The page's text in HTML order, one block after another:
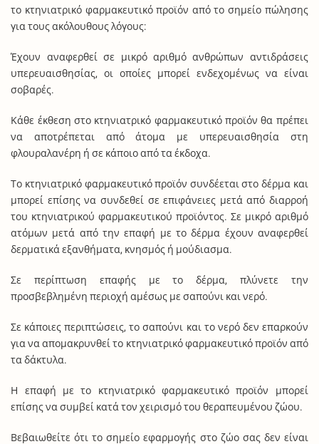
το κτηνιατρικό φαρμακευτικό προϊόν από το σημείο πώλησης
για τους ακόλουθους λόγους:
Έχουν αναφερθεί σε μικρό αριθμό ανθρώπων αντιδράσεις
υπερευαισθησίας, οι οποίες μπορεί ενδεχομένως να είναι
σοβαρές.
Κάθε έκθεση στο κτηνιατρικό φαρμακευτικό προϊόν θα πρέπει
να αποτρέπεται από άτομα με υπερευαισθησία στη
φλουραλανέρη ή σε κάποιο από τα έκδοχα.
Το κτηνιατρικό φαρμακευτικό προϊόν συνδέεται στο δέρμα και
μπορεί επίσης να συνδεθεί σε επιφάνειες μετά από διαρροή
του κτηνιατρικού φαρμακευτικού προϊόντος. Σε μικρό αριθμό
ατόμων μετά από την επαφή με το δέρμα έχουν αναφερθεί
δερματικά εξανθήματα, κνησμός ή μούδιασμα.
Σε περίπτωση επαφής με το δέρμα, πλύνετε την
προσβεβλημένη περιοχή αμέσως με σαπούνι και νερό.
Σε κάποιες περιπτώσεις, το σαπούνι και το νερό δεν επαρκούν
για να απομακρυνθεί το κτηνιατρικό φαρμακευτικό προϊόν από
τα δάκτυλα.
Η επαφή με το κτηνιατρικό φαρμακευτικό προϊόν μπορεί
επίσης να συμβεί κατά τον χειρισμό του θεραπευμένου ζώου.
Βεβαιωθείτε ότι το σημείο εφαρμογής στο ζώο σας δεν είναι